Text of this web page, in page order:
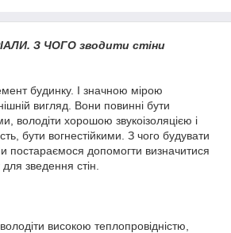
З ЧОГО зводити стіни
будинку. І значною мірою
вигляд. Вони повинні бути
володіти хорошою звукоізоляцією і
бути вогнестійкими. З чого будувати
постараємося допомогти визначитися
зведення стін.
високою теплопровідністю,